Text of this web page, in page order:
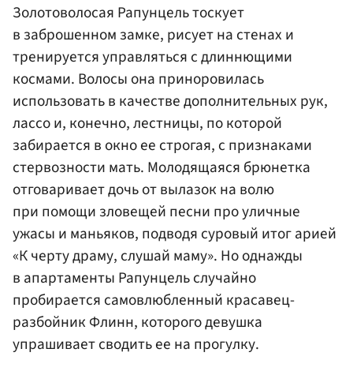
Золотоволосая Рапунцель тоскует
в заброшенном замке, рисует на стенах и
тренируется управляться с длиннющими
космами. Волосы она приноровилась
использовать в качестве дополнительных рук,
лассо и, конечно, лестницы, по которой
забирается в окно ее строгая, с признаками
стервозности мать. Молодящаяся брюнетка
отговаривает дочь от вылазок на волю
при помощи зловещей песни про уличные
ужасы и маньяков, подводя суровый итог арией
«К черту драму, слушай маму». Но однажды
в апартаменты Рапунцель случайно
пробирается самовлюбленный красавец-
разбойник Флинн, которого девушка
упрашивает сводить ее на прогулку.